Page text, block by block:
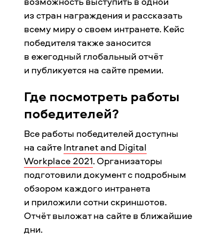
из стран награждения и рассказать
всему миру о своем интранете. Кейс
победителя также заносится
в ежегодный глобальный отчёт
и публикуется на сайте премии.
Где посмотреть работы
победителей?
Все работы победителей доступны
на сайтеIntranet and Digital
Workplace 2021. Организаторы
подготовили документ с подробным
обзором каждого интранета
и приложили сотни скриншотов.
Отчёт выложат на сайте в ближайшие
дни.